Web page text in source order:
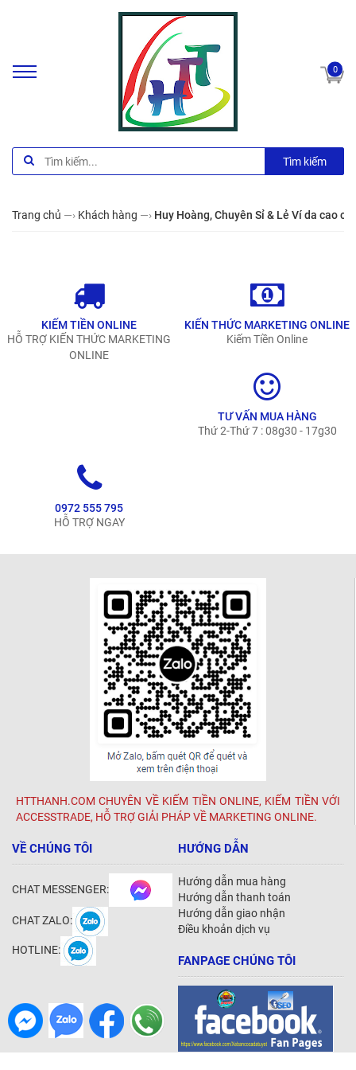
0
Tìm kiếm
Trang chủ —› Khách hàng —› Huy Hoàng, Chuyên Sỉ & Lẻ Ví da cao
KIẾM TIỀN ONLINE
HỖ TRỢ KIẾN THỨC MARKETING
ONLINE
KIẾN THỨC MARKETING ONLINE
Kiếm Tiền Online
TƯ VẤN MUA HÀNG
Thứ 2-Thứ 7 : 08g30 - 17g30
0972 555 795
HỖ TRỢ NGAY
HTTHANH.COM CHUYÊN VỀ KIẾM TIỀN ONLINE, KIẾM TIỀN VỚI
ACCESSTRADE, HỖ TRỢ GIẢI PHÁP VỀ MARKETING ONLINE.
VỀ CHÚNG TÔI
CHAT MESSENGER:
CHAT ZALO:
HOTLINE:
HƯỚNG DẪN
Hướng dẫn mua hàng
Hướng dẫn thanh toán
Hướng dẫn giao nhận
Điều khoản dịch vụ
FANPAGE CHÚNG TÔI